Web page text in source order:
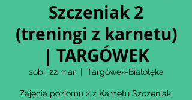
Szczeniak 2
(treningi z karnetu)
| TARGÓWEK
sob., 22 mar
  |
Targówek-Białołęka
Zajęcia poziomu 2 z Karnetu Szczeniak.